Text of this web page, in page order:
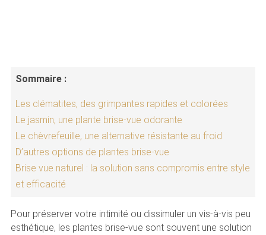
Sommaire :
Les clématites, des grimpantes rapides et colorées
Le jasmin, une plante brise-vue odorante
Le chèvrefeuille, une alternative résistante au froid
D’autres options de plantes brise-vue
Brise vue naturel : la solution sans compromis entre style
et efficacité
Pour préserver votre intimité ou dissimuler un vis-à-vis peu
esthétique, les plantes brise-vue sont souvent une solution